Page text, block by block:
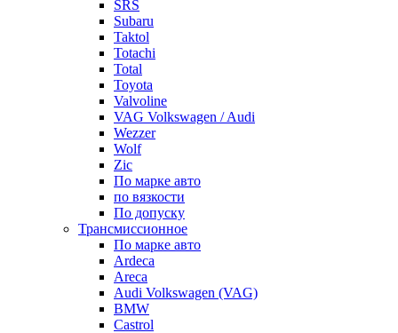
SRS
Subaru
Taktol
Totachi
Total
Toyota
Valvoline
VAG Volkswagen / Audi
Wezzer
Wolf
Zic
По марке авто
по вязкости
По допуску
Трансмиссионное
По марке авто
Ardeca
Areca
Audi Volkswagen (VAG)
BMW
Castrol